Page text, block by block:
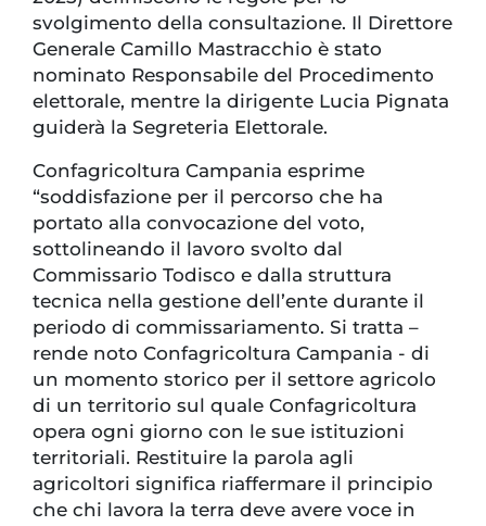
svolgimento della consultazione. Il Direttore
Generale Camillo Mastracchio è stato
nominato Responsabile del Procedimento
elettorale, mentre la dirigente Lucia Pignata
guiderà la Segreteria Elettorale.
Confagricoltura Campania esprime
“soddisfazione per il percorso che ha
portato alla convocazione del voto,
sottolineando il lavoro svolto dal
Commissario Todisco e dalla struttura
tecnica nella gestione dell’ente durante il
periodo di commissariamento. Si tratta –
rende noto Confagricoltura Campania - di
un momento storico per il settore agricolo
di un territorio sul quale Confagricoltura
opera ogni giorno con le sue istituzioni
territoriali. Restituire la parola agli
agricoltori significa riaffermare il principio
che chi lavora la terra deve avere voce in